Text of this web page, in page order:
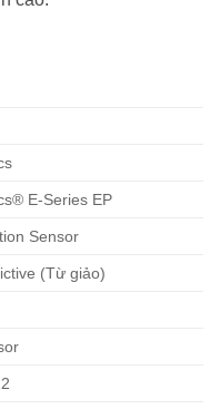
E-Series EP
Sensor
(Từ giảo)